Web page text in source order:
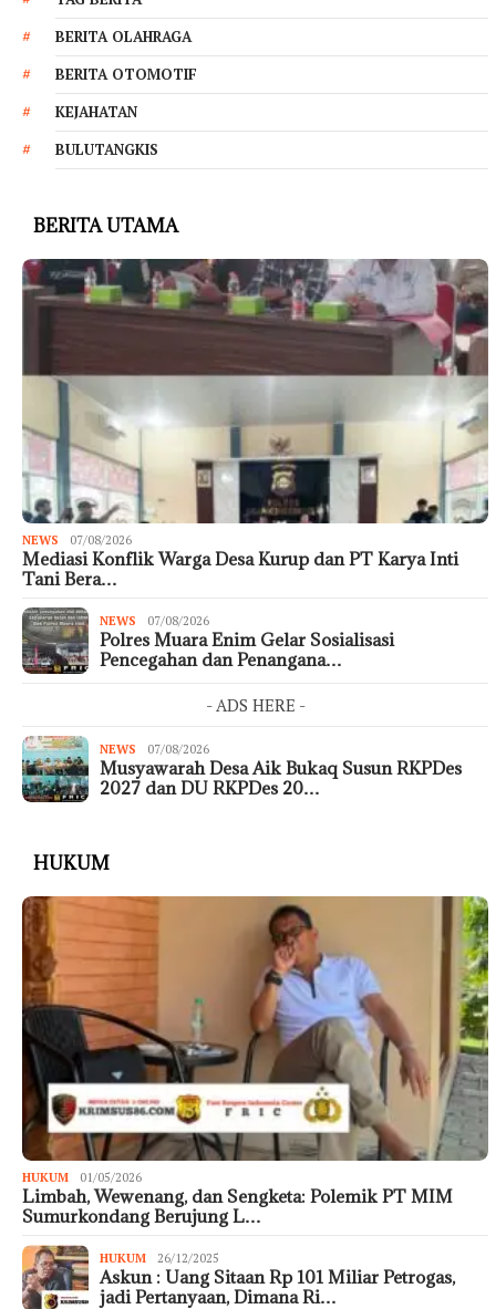
BERITA OLAHRAGA
BERITA OTOMOTIF
KEJAHATAN
BULUTANGKIS
BERITA UTAMA
NEWS 07/08/2026
Mediasi Konflik Warga Desa Kurup dan PT Karya Inti
Tani Bera…
NEWS 07/08/2026
Polres Muara Enim Gelar Sosialisasi
Pencegahan dan Penangana…
- ADS HERE -
NEWS 07/08/2026
Musyawarah Desa Aik Bukaq Susun RKPDes
2027 dan DU RKPDes 20…
HUKUM
HUKUM 01/05/2026
Limbah, Wewenang, dan Sengketa: Polemik PT MIM
Sumurkondang Berujung L…
HUKUM 26/12/2025
Askun : Uang Sitaan Rp 101 Miliar Petrogas,
jadi Pertanyaan, Dimana Ri…